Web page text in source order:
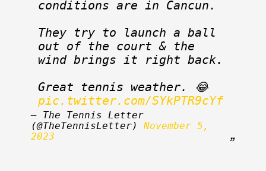
conditions are in Cancun.
They try to launch a ball
out of the court & the
Great tennis weather. 😂
pic.twitter.com/SYkPTR9cYf
— The Tennis Letter
(@TheTennisLetter) November 5,
2023